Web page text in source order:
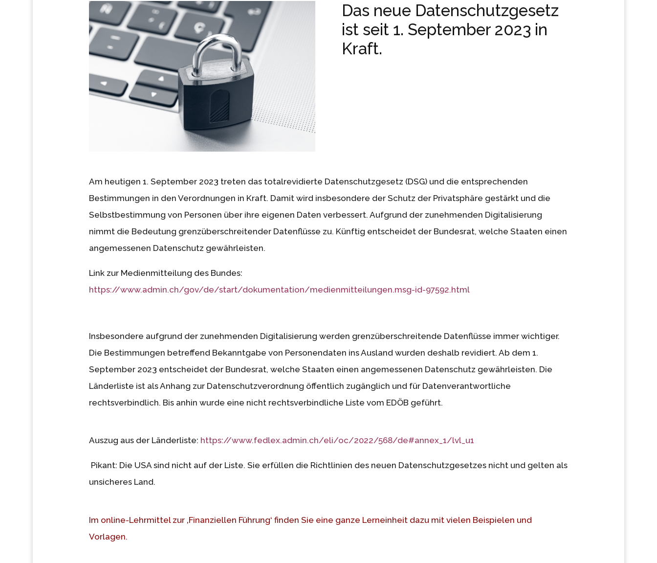
Das neue Datenschutzgesetz
ist seit 1. September 2023 in
Kraft.
Am heutigen 1. September 2023 treten das totalrevidierte Datenschutzgesetz (DSG) und die entsprechenden
Bestimmungen in den Verordnungen in Kraft. Damit wird insbesondere der Schutz der Privatsphäre gestärkt und die
Selbstbestimmung von Personen über ihre eigenen Daten verbessert. Aufgrund der zunehmenden Digitalisierung
nimmt die Bedeutung grenzüberschreitender Datenflüsse zu. Künftig entscheidet der Bundesrat, welche Staaten einen
angemessenen Datenschutz gewährleisten.
Link zur Medienmitteilung des Bundes:
https://www.admin.ch/gov/de/start/dokumentation/medienmitteilungen.msg-id-97592.html
Insbesondere aufgrund der zunehmenden Digitalisierung werden grenzüberschreitende Datenflüsse immer wichtiger.
Die Bestimmungen betreffend Bekanntgabe von Personendaten ins Ausland wurden deshalb revidiert. Ab dem 1.
September 2023 entscheidet der Bundesrat, welche Staaten einen angemessenen Datenschutz gewährleisten. Die
Länderliste ist als Anhang zur Datenschutzverordnung öffentlich zugänglich und für Datenverantwortliche
rechtsverbindlich. Bis anhin wurde eine nicht rechtsverbindliche Liste vom EDÖB geführt.
Auszug aus der Länderliste: https://www.fedlex.admin.ch/eli/oc/2022/568/de#annex_1/lvl_u1
Pikant: Die USA sind nicht auf der Liste. Sie erfüllen die Richtlinien des neuen Datenschutzgesetzes nicht und gelten als
unsicheres Land.
Im online-Lehrmittel zur ‚Finanziellen Führung‘ finden Sie eine ganze Lerneinheit dazu mit vielen Beispielen und
Vorlagen.